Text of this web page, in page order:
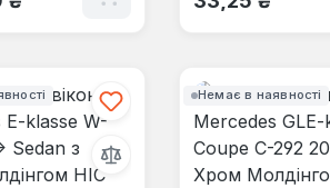
Немає в наявності